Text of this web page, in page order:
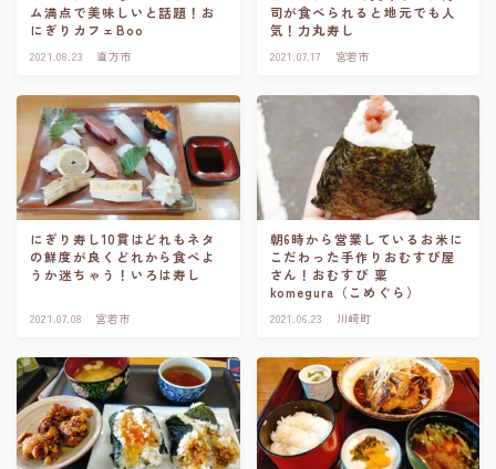
ム満点で美味しいと話題！お
にぎりカフェBoo
2021.08.23 直方市
司が食べられると地元でも人
気！力丸寿し
2021.07.17 宮若市
にぎり寿し10貫はどれもネタ
の鮮度が良くどれから食べよ
うか迷ちゃう！いろは寿し
2021.07.08 宮若市
朝6時から営業しているお米に
こだわった手作りおむすび屋
さん！おむすび 稟
komegura（こめぐら）
2021.06.23 川崎町